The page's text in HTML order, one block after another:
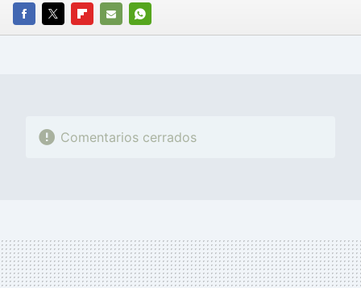
FACEBOOK
TWITTERFLIPBOARD
E-
WHATSAPP
Comentarios cerrados